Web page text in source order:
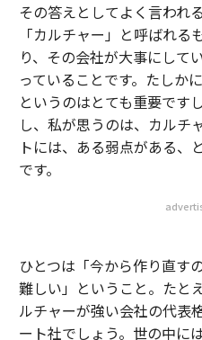
その答えとしてよく言われ
「カルチャー」と呼ばれる
り、その会社が大事にして
っていることです。たしか
というのはとても重要です
し、私が思うのは、カルチ
トには、ある弱点がある、
です。
ひとつは「今から作り直す
難しい」ということ。たと
ルチャーが強い会社の代表
ート社でしょう。世の中に